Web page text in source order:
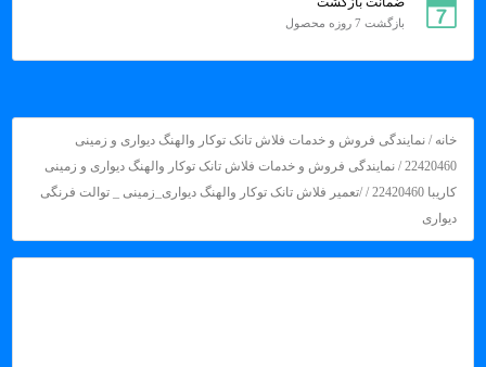
بازگشت 7 روزه محصول
خانه /نمایندگی فروش و خدمات فلاش تانک توکار والهنگ دیواری و زمینی
22420460
/نمایندگی فروش و خدمات فلاش تانک توکار والهنگ دیواری و زمینی
کاریبا 22420460
/ /تعمیر فلاش تانک توکار والهنگ دیواری_زمینی _ توالت فرنگی
دیواری